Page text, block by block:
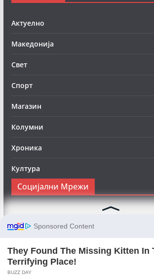
Актуелно
Македонија
Свет
Спорт
Магазин
Колумни
Хроника
Култура
Социјални Мрежи
Следете нè на Фејсбук за да сте во тек